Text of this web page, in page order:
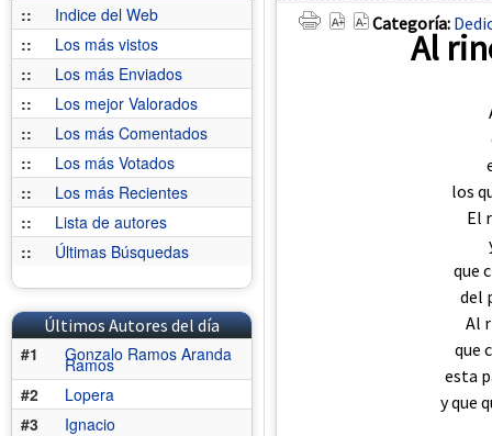
::
Indice del Web
::
Los más vistos
::
Los más Enviados
::
Los mejor Valorados
::
Los más Comentados
::
Los más Votados
::
Los más Recientes
::
Lista de autores
::
Últimas Búsquedas
Últimos Autores del día
#1
Gonzalo Ramos Aranda
Ramos
#2
Lopera
#3
Ignacio
Categoría:
Al
los
El
que
del
Al
que
esta
y que